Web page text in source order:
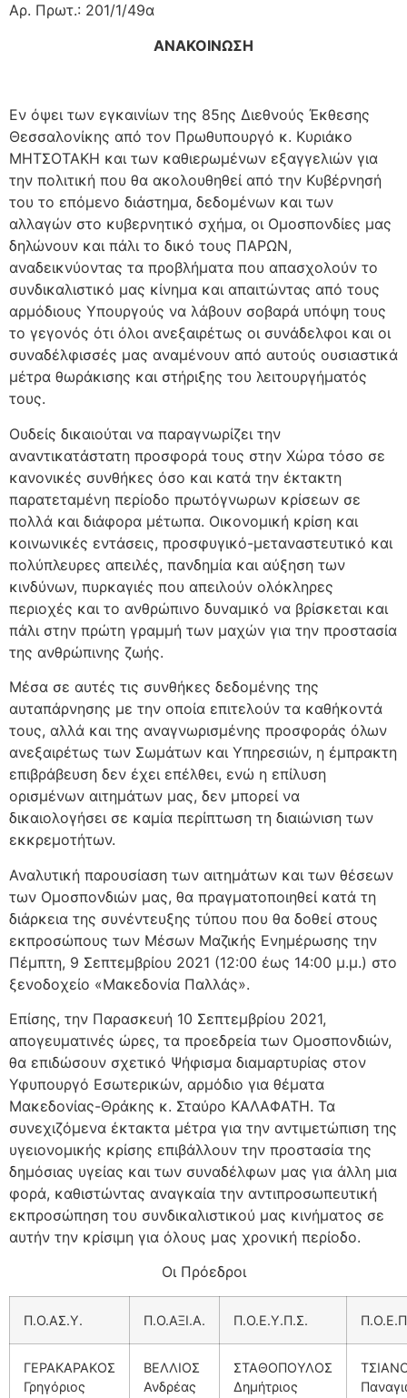
Αρ. Πρωτ.: 201/1/49α
ΑΝΑΚΟΙΝΩΣΗ
Εν όψει των εγκαινίων της 85ης Διεθνούς Έκθεσης
Θεσσαλονίκης από τον Πρωθυπουργό κ. Κυριάκο
ΜΗΤΣΟΤΑΚΗ και των καθιερωμένων εξαγγελιών για
την πολιτική που θα ακολουθηθεί από την Κυβέρνησή
του το επόμενο διάστημα, δεδομένων και των
αλλαγών στο κυβερνητικό σχήμα, οι Ομοσπονδίες μας
δηλώνουν και πάλι το δικό τους ΠΑΡΩΝ,
αναδεικνύοντας τα προβλήματα που απασχολούν το
συνδικαλιστικό μας κίνημα και απαιτώντας από τους
αρμόδιους Υπουργούς να λάβουν σοβαρά υπόψη τους
το γεγονός ότι όλοι ανεξαιρέτως οι συνάδελφοι και οι
συναδέλφισσές μας αναμένουν από αυτούς ουσιαστικά
μέτρα θωράκισης και στήριξης του λειτουργήματός
τους.
Ουδείς δικαιούται να παραγνωρίζει την
αναντικατάστατη προσφορά τους στην Χώρα τόσο σε
κανονικές συνθήκες όσο και κατά την έκτακτη
παρατεταμένη περίοδο πρωτόγνωρων κρίσεων σε
πολλά και διάφορα μέτωπα. Οικονομική κρίση και
κοινωνικές εντάσεις, προσφυγικό-μεταναστευτικό και
πολύπλευρες απειλές, πανδημία και αύξηση των
κινδύνων, πυρκαγιές που απειλούν ολόκληρες
περιοχές και το ανθρώπινο δυναμικό να βρίσκεται και
πάλι στην πρώτη γραμμή των μαχών για την προστασία
της ανθρώπινης ζωής.
Μέσα σε αυτές τις συνθήκες δεδομένης της
αυταπάρνησης με την οποία επιτελούν τα καθήκοντά
τους, αλλά και της αναγνωρισμένης προσφοράς όλων
ανεξαιρέτως των Σωμάτων και Υπηρεσιών, η έμπρακτη
επιβράβευση δεν έχει επέλθει, ενώ η επίλυση
ορισμένων αιτημάτων μας, δεν μπορεί να
δικαιολογήσει σε καμία περίπτωση τη διαιώνιση των
εκκρεμοτήτων.
Αναλυτική παρουσίαση των αιτημάτων και των θέσεων
των Ομοσπονδιών μας, θα πραγματοποιηθεί κατά τη
διάρκεια της συνέντευξης τύπου που θα δοθεί στους
εκπροσώπους των Μέσων Μαζικής Ενημέρωσης την
Πέμπτη, 9 Σεπτεμβρίου 2021 (12:00 έως 14:00 μ.μ.) στο
ξενοδοχείο «Μακεδονία Παλλάς».
Επίσης, την Παρασκευή 10 Σεπτεμβρίου 2021,
απογευματινές ώρες, τα προεδρεία των Ομοσπονδιών,
θα επιδώσουν σχετικό Ψήφισμα διαμαρτυρίας στον
Υφυπουργό Εσωτερικών, αρμόδιο για θέματα
Μακεδονίας-Θράκης κ. Σταύρο ΚΑΛΑΦΑΤΗ. Τα
συνεχιζόμενα έκτακτα μέτρα για την αντιμετώπιση της
υγειονομικής κρίσης επιβάλλουν την προστασία της
δημόσιας υγείας και των συναδέλφων μας για άλλη μια
φορά, καθιστώντας αναγκαία την αντιπροσωπευτική
εκπροσώπηση του συνδικαλιστικού μας κινήματος σε
αυτήν την κρίσιμη για όλους μας χρονική περίοδο.
Οι Πρόεδροι
Π.Ο.ΑΣ.Υ. Π.Ο.ΑΞΙ.Α. Π.Ο.Ε.Υ.Π.Σ.
ΓΕΡΑΚΑΡΑΚΟΣ
Γρηγόριος
ΒΕΛΛΙΟΣ
Ανδρέας
ΣΤΑΘΟΠΟΥΛΟΣ
Δημήτριος